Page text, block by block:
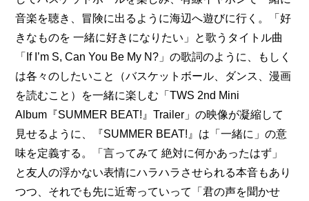
音楽を聴き、冒険に出るように海辺へ遊びに行く。「好
きなものを 一緒に好きになりたい」と歌うタイトル曲
「If I’m S, Can You Be My N?」の歌詞のように、もしく
は各々のしたいこと（バスケットボール、ダンス、漫画
を読むこと）を一緒に楽しむ 「TWS 2nd Mini
Album『SUMMER BEAT!』Trailer」の映像が凝縮して
見せるように、『SUMMER BEAT!』は「一緒に」の意
味を定義する。「言ってみて 絶対に何かあったはず」
と友人の浮かない表情にハラハラさせられる本音もあり
つつ、それでも先に近寄っていって「君の声を聞かせ